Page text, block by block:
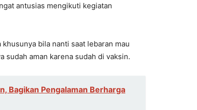
antusias mengikuti kegiatan
bila nanti saat lebaran mau
sudah aman karena sudah di vaksin.
Bagikan Pengalaman Berharga